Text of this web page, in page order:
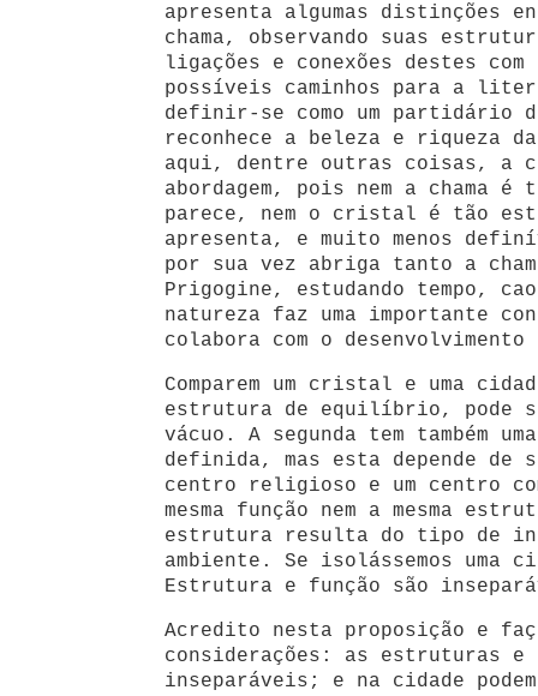
apresenta algumas distinções
chama, observando suas
ligações e conexões destes com
possíveis caminhos para a
definir-se como um partidário
reconhece a beleza e riqueza da
aqui, dentre outras coisas, a
abordagem, pois nem a chama
parece, nem o cristal é tão
apresenta, e muito menos
por sua vez abriga tanto a
Prigogine, estudando tempo,
natureza faz uma importante
colabora com o
Comparem um cristal e uma
estrutura de equilíbrio, pode
vácuo. A segunda tem também
definida, mas esta depende de
centro religioso e um centro
mesma função nem a mesma
estrutura resulta do tipo de
ambiente. Se isolássemos uma
Estrutura e função são
Acredito nesta proposição e
considerações: as estruturas e
inseparáveis; e na cidade